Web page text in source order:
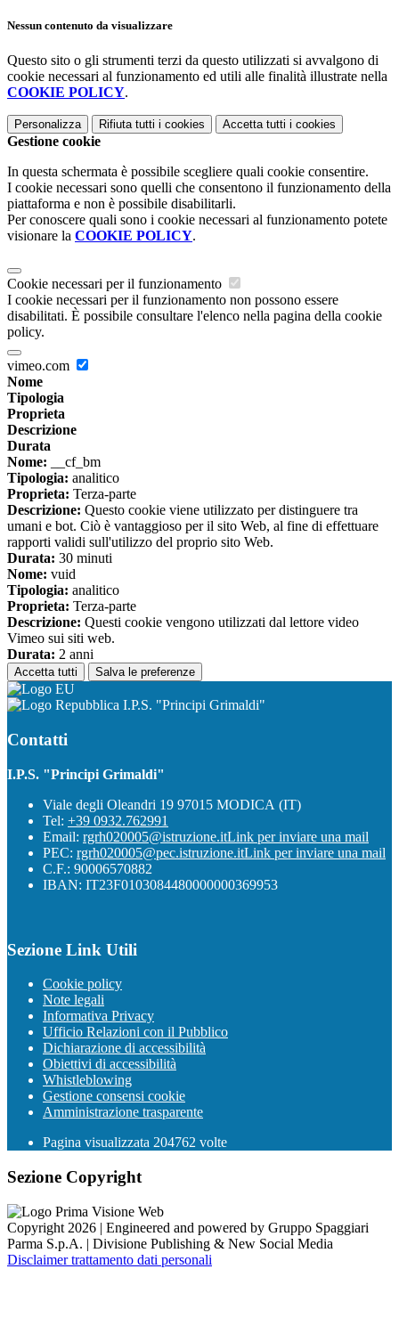
Nessun contenuto da visualizzare
Questo sito o gli strumenti terzi da questo utilizzati si avvalgono di
cookie necessari al funzionamento ed utili alle finalità illustrate nella
COOKIE POLICY.
Personalizza Rifiuta tutti i cookies Accetta tutti i cookies
Gestione cookie
In questa schermata è possibile scegliere quali cookie consentire.
I cookie necessari sono quelli che consentono il funzionamento della
piattaforma e non è possibile disabilitarli.
Per conoscere quali sono i cookie necessari al funzionamento potete
visionare la COOKIE POLICY.
Cookie necessari per il funzionamento
I cookie necessari per il funzionamento non possono essere
disabilitati. È possibile consultare l'elenco nella pagina della cookie
policy.
vimeo.com
Nome
Tipologia
Proprieta
Descrizione
Durata
Nome: __cf_bm
Tipologia: analitico
Proprieta: Terza-parte
Descrizione: Questo cookie viene utilizzato per distinguere tra
umani e bot. Ciò è vantaggioso per il sito Web, al fine di effettuare
rapporti validi sull'utilizzo del proprio sito Web.
Durata: 30 minuti
Nome: vuid
Tipologia: analitico
Proprieta: Terza-parte
Descrizione: Questi cookie vengono utilizzati dal lettore video
Vimeo sui siti web.
Durata: 2 anni
Accetta tutti Salva le preferenze
I.P.S. "Principi Grimaldi"
Contatti
I.P.S. "Principi Grimaldi"
Viale degli Oleandri 19 97015 MODICA (IT)
Tel: +39 0932.762991
Email: rgrh020005@istruzione.itLink per inviare una mail
PEC: rgrh020005@pec.istruzione.itLink per inviare una mail
C.F.: 90006570882
IBAN: IT23F0103084480000000369953
Sezione Link Utili
Cookie policy
Note legali
Informativa Privacy
Ufficio Relazioni con il Pubblico
Dichiarazione di accessibilità
Obiettivi di accessibilità
Whistleblowing
Gestione consensi cookie
Amministrazione trasparente
Pagina visualizzata 204762 volte
Sezione Copyright
Copyright 2026 | Engineered and powered by Gruppo Spaggiari
Parma S.p.A. | Divisione Publishing & New Social Media
Disclaimer trattamento dati personali